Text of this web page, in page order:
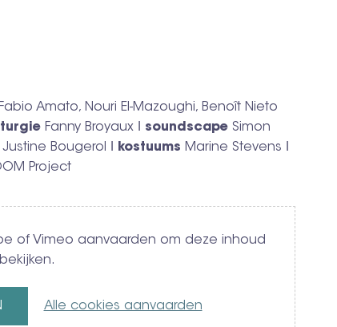
Fabio Amato, Nouri El-Mazoughi, Benoît Nieto
Fanny Broyaux ǀ soundscape Simon
Justine Bougerol ǀ kostuums Marine Stevens ǀ
Project
of Vimeo aanvaarden om deze inhoud
Alle cookies aanvaarden